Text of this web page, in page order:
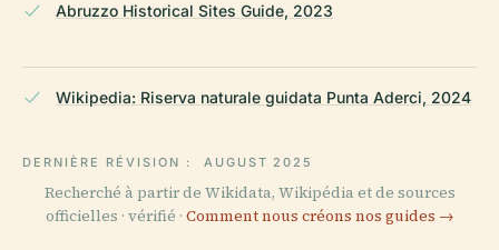
Abruzzo Historical Sites Guide, 2023
Wikipedia: Riserva naturale guidata Punta Aderci, 2024
DERNIÈRE RÉVISION : AUGUST 2025
Recherché à partir de Wikidata, Wikipédia et de sources
officielles · vérifié · Comment nous créons nos guides →